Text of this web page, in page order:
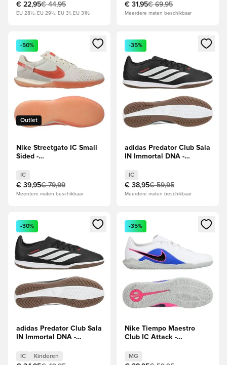
€ 22,95€ 44,95
EU 28½, EU 29½, EU 31, EU 31½
€ 31,95€ 69,95
Meerdere maten beschikbaar
Opent een venster om in te loggen of je aan te melden als
Outlet
-50%
Nike Streetgato IC Small
Sided -
IC
€ 39,95€ 79,99
Meerdere maten beschikbaar
Opent een venster om in te
-35%
adidas Predator Club Sala
IN Immortal DNA -
IC
€ 38,95€ 59,95
Meerdere maten beschikbaar
Opent een venster om in te loggen of je aan te melden als
-30%
adidas Predator Club Sala
IN Immortal DNA -
Kids
IC Kinderen
Opent een venster om in te
-35%
Nike Tiempo Maestro
Club IC Attack -
Blue/Roze
MG